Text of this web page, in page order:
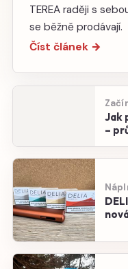
TEREA raději s
se běžně prodávají.
Číst článek →
Jak
–